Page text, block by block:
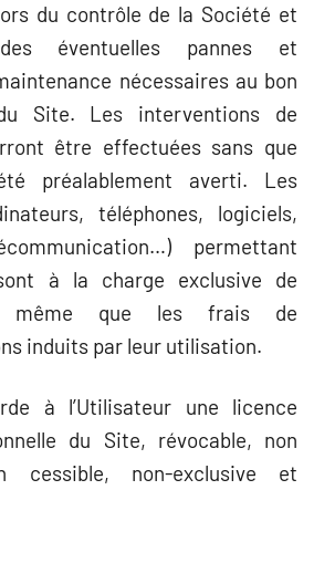
du contrôle de la Société et
éventuelles pannes et
nécessaires au bon
Site. Les interventions de
être effectuées sans que
préalablement averti. Les
téléphones, logiciels,
permettant
à la charge exclusive de
même que les frais de
induits par leur utilisation.
à l’Utilisateur une licence
du Site, révocable, non
cessible, non-exclusive et